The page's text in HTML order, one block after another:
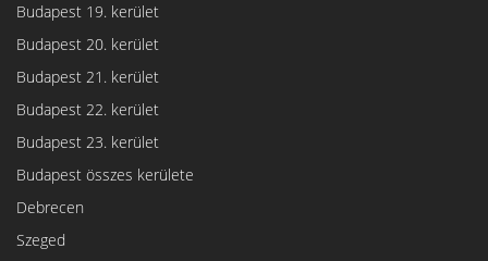
Budapest 19. kerület
Budapest 20. kerület
Budapest 21. kerület
Budapest 22. kerület
Budapest 23. kerület
Budapest összes kerülete
Debrecen
Szeged